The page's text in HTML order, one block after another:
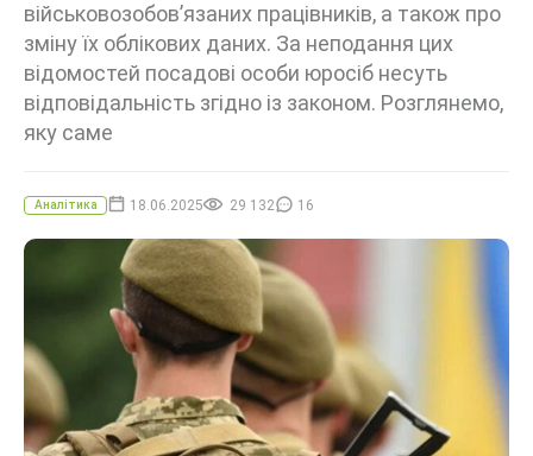
військовозобов’язаних працівників, а також про
зміну їх облікових даних. За неподання цих
відомостей посадові особи юросіб несуть
відповідальність згідно із законом. Розглянемо,
яку саме
Аналітика 18.06.2025 29 132 16